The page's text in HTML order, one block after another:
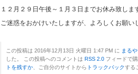
１２月２９日午後～１月３日までお休み致しま
ご迷惑をおかけいたしますが、よろしくお願い
この投稿は 2016年12月13日 火曜日 1:47 PM に まる
した。 この投稿へのコメントは RSS 2.0 フィードで
トを残すか 、ご自分のサイトから トラックバックする